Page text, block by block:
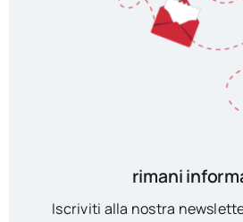
rimani
Iscriviti alla nostra